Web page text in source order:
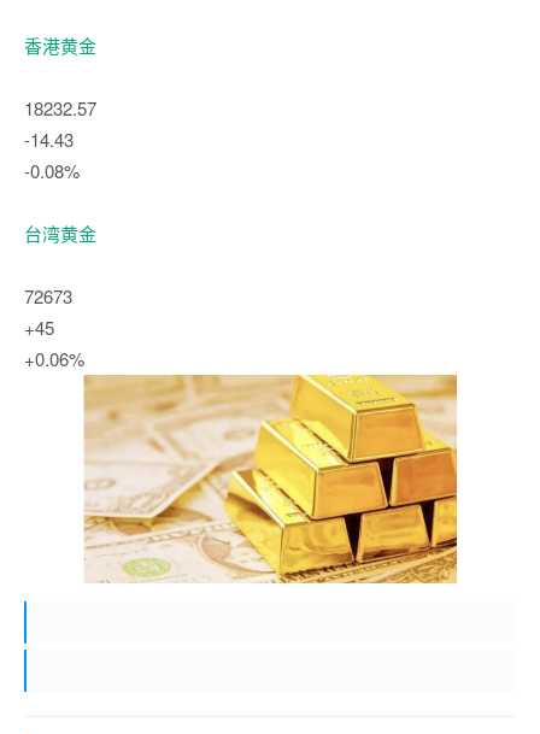
香港黄金
18232.57
-14.43
-0.08%
台湾黄金
72673
+45
+0.06%